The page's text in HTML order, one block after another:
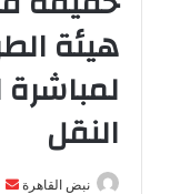
هيئة
النقل
نبض القاهرة